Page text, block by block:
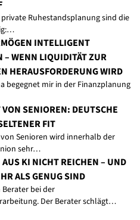
Ruhestandsplanung sind die
INTELLIGENT
– WENN LIQUIDITÄT ZUR
HERAUSFORDERUNG WIRD
begegnet mir in der Finanzplanung
SENIOREN: DEUTSCHE
FIT
Senioren wird innerhalb der
sehr…
KI NICHT REICHEN – UND
ALS GENUG SIND
bei der
Der Berater schlägt…